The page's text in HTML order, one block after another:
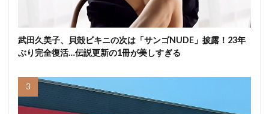
武田久美子、貝殻ビキニの次は「サンゴNUDE」披露！23年
ぶり完全復活…伝説更新の1冊が美しすぎる